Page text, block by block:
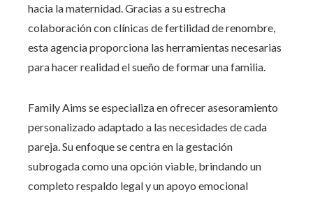
hacia la maternidad. Gracias a su estrecha
colaboración con clínicas de fertilidad de renombre,
esta agencia proporciona las herramientas necesarias
para hacer realidad el sueño de formar una familia.
Family Aims se especializa en ofrecer asesoramiento
personalizado adaptado a las necesidades de cada
pareja. Su enfoque se centra en la gestación
subrogada como una opción viable, brindando un
completo respaldo legal y un apoyo emocional